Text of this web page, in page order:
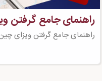
راهنمای جامع گرفتن
راهنمای جامع گرفتن ویزای